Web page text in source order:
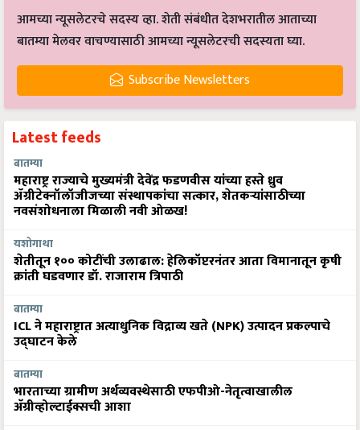
आमच्या न्यूसलेटरचे सदस्य व्हा. शेती संबंधीत देशभरातील आताच्या
बातम्या मेलवर वाचण्यासाठी आमच्या न्यूसलेटरची सदस्यता घ्या.
Subscribe Newsletters
Latest feeds
बातम्या
महाराष्ट्र राज्याचे मुख्यमंत्री देवेंद्र फडणवीस यांच्या हस्ते ध्रुव
ॲग्रीटेक्नॉलॉजीजच्या संस्थापकांचा सत्कार, शेतकऱ्यांसाठीच्या
नवसंशोधनाला मिळाली नवी ओळख!
यशोगाथा
शेतीतून १०० कोटींची उलाढाल: हेलिकॉप्टरनंतर आता विमानातून कृषी
क्रांती घडवणार डॉ. राजाराम त्रिपाठी
बातम्या
ICL ने महाराष्ट्रात अत्याधुनिक विद्राव्य खते (NPK) उत्पादन प्रकल्पाचे
उद्घाटन केले
बातम्या
भारताच्या ग्रामीण अर्थव्यवस्थेसाठी एफपीओ-नेतृत्वाखालील
अ‍ॅग्रीव्होल्टाईक्सची आशा